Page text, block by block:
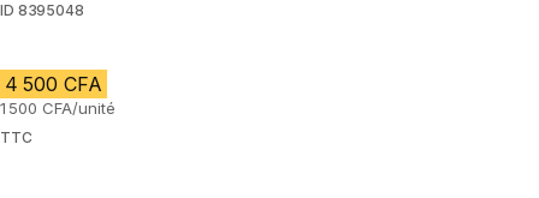
ID 8395048
4 500 CFA
1 500 CFA/unité
TTC